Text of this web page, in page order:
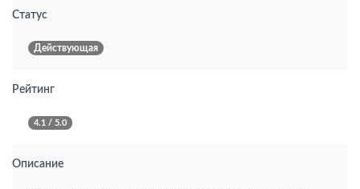
Статус
Действующая
Рейтинг
4.1 / 5.0
Описание